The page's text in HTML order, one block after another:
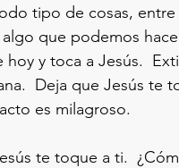
tipo de cosas,
algo que podemos
y toca a Jesús.
Deja que Jesús
es milagroso.
te toque a ti.